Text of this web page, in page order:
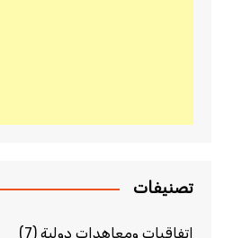
تصنيفات
اتفاقيات ومعاهدات دولية(7)